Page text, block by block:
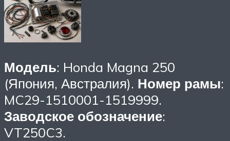
Модель: Honda Magna 250
(Япония, Австралия). Номер рамы:
MC29-1510001-1519999.
Заводское обозначение:
VT250C3.